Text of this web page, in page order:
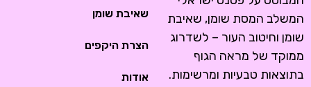
המשלב המסת שומן, שאיבת
שומן וחיטוב העור – לשדרוג
ממוקד של מראה הגוף
בתוצאות טבעיות ומרשימות.
שאיבת שומן
הצרת היקפים
אודות